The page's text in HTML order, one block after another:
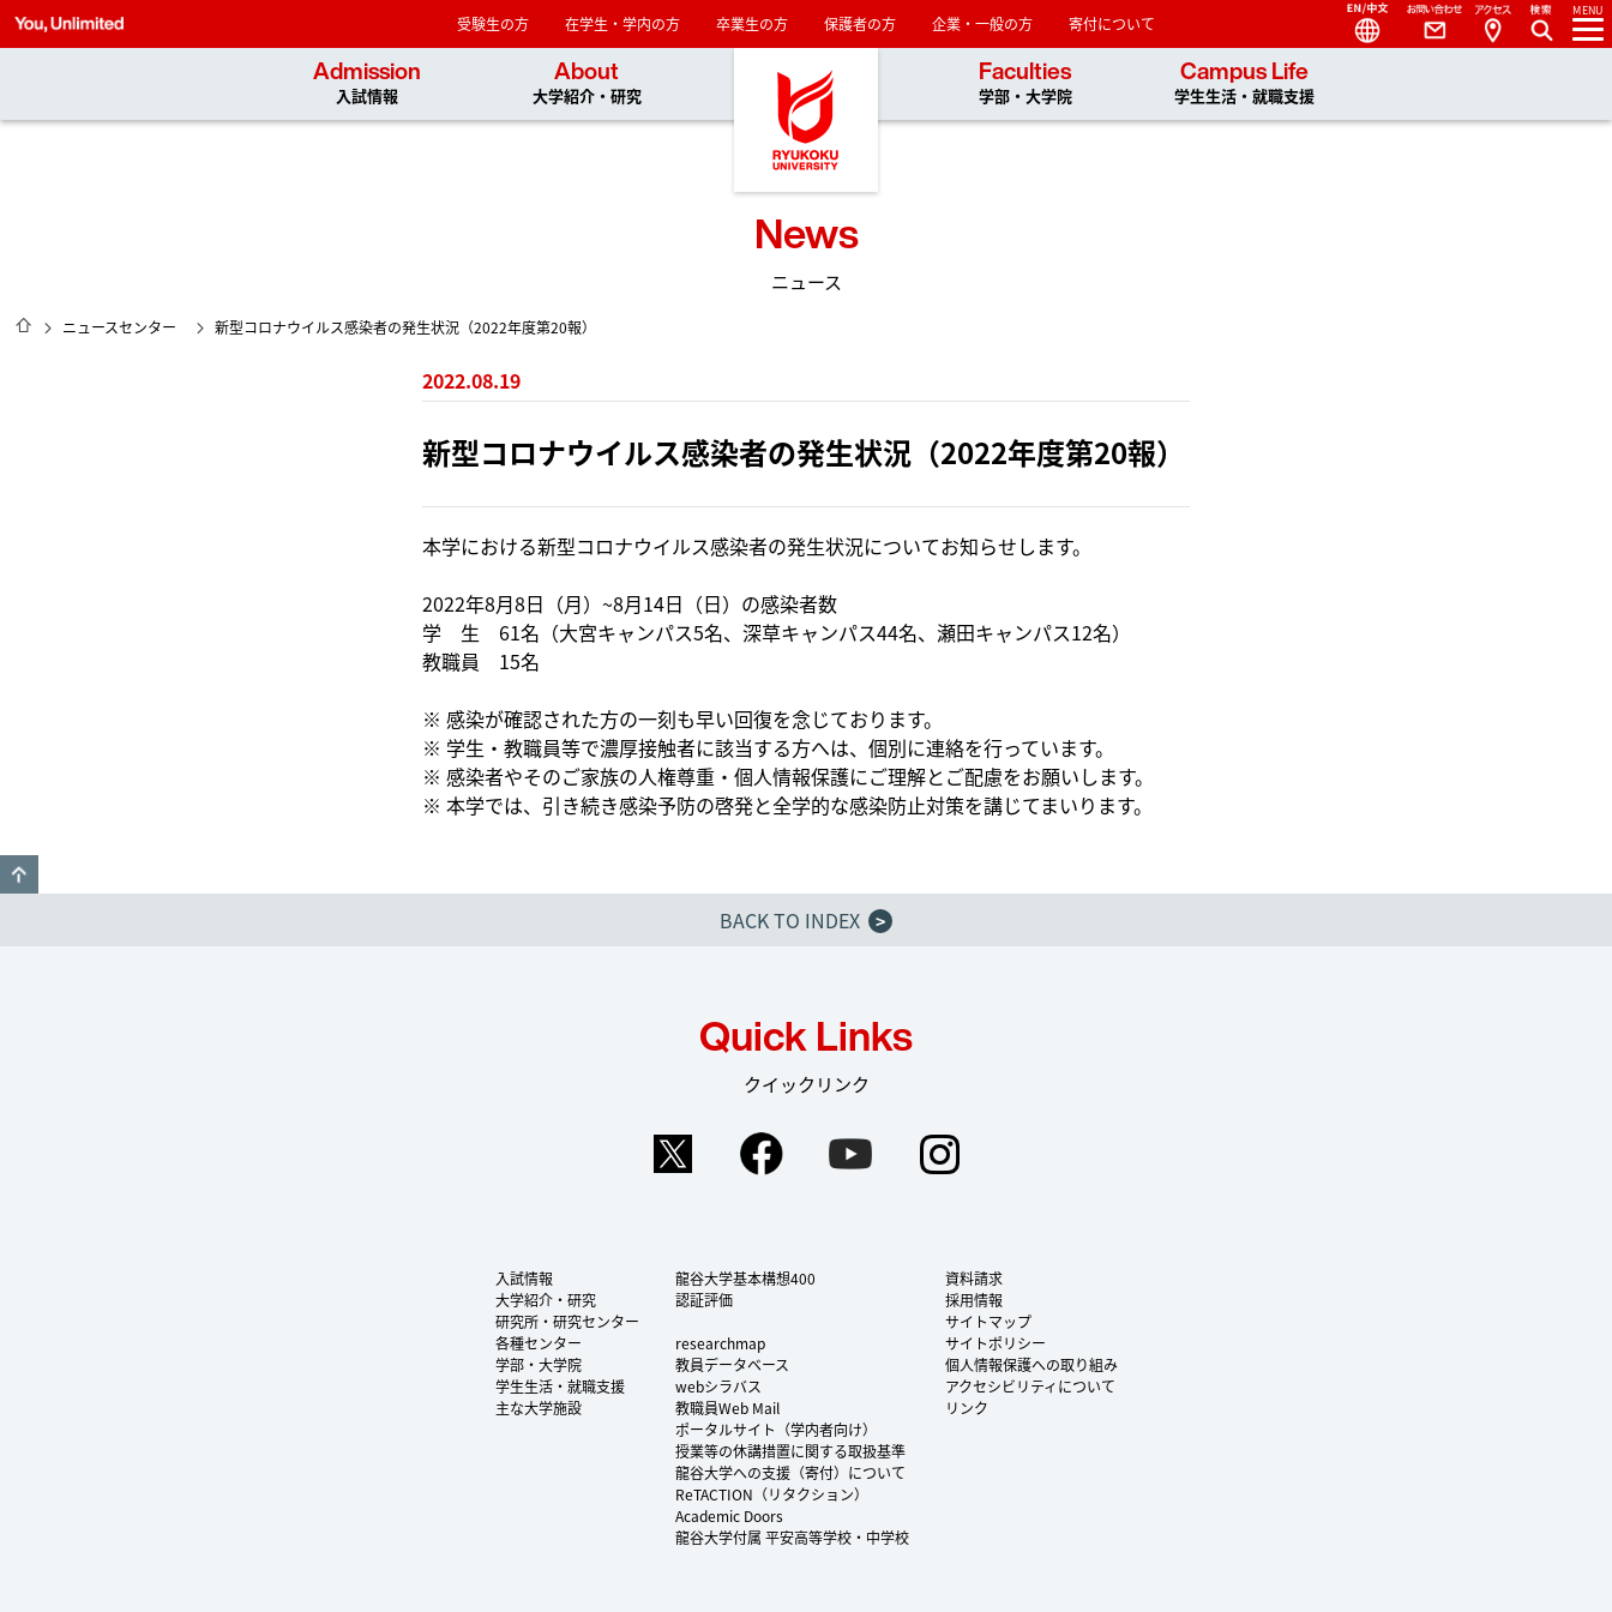
龍谷大学 You, Unlimited
受験生の方 在学生・学内の方 卒業生の方 保護者の方 企業・一般の方 寄付について
Admission
入試情報
About
大学紹介・研究
Faculties
学部・大学院
Campus Life
学生生活・就職支援
MENU
Access
Contact
Language
News
ニュース
HOME
ニュースセンター 新型コロナウイルス感染者の発生状況（2022年度第20報）
2022.08.19
新型コロナウイルス感染者の発生状況（2022年度第20報）
本学における新型コロナウイルス感染者の発生状況についてお知らせします。
2022年8月8日（月）~8月14日（日）の感染者数
学 生 61名（大宮キャンパス5名、深草キャンパス44名、瀬田キャンパス12名）
教職員 15名
※ 感染が確認された方の一刻も早い回復を念じております。
※ 学生・教職員等で濃厚接触者に該当する方へは、個別に連絡を行っています。
※ 感染者やそのご家族の人権尊重・個人情報保護にご理解とご配慮をお願いします。
※ 本学では、引き続き感染予防の啓発と全学的な感染防止対策を講じてまいります。
BACK TO INDEX
>
Quick Links
クイックリンク
Twitter FacebookYouTube
入試情報
大学紹介・研究
研究所・研究センター
各種センター
学部・大学院
学生生活・就職支援
主な大学施設
龍谷大学基本構想400
認証評価
researchmap
教員データベース
webシラバス
教職員Web Mail
ポータルサイト（学内者向け）
授業等の休講措置に関する取扱基準
龍谷大学への支援（寄付）について
ReTACTION（リタクション）
Academic Doors
龍谷大学付属 平安高等学校・中学校
資料請求
採用情報
サイトマップ
サイトポリシー
個人情報保護への取り組み
アクセシビリティについて
リンク